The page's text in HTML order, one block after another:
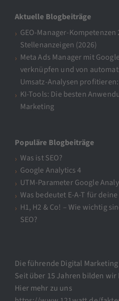
Aktuelle Blogbeiträge
GEO-Manager-Kompetenzen
Stellenanzeigen (2026)
Meta Ads Manager mit
verknüpfen und von
Umsatz-Analysen profitieren:
KI-Tools: Die besten
Marketing
Populäre Blogbeiträge
Was ist SEO?
Google Analytics 4
UTM-Parameter Google
Was bedeutet E-A-T für
H1, H2 & Co! – Wie wichtig
SEO?
Die führende Digital
Seit über 15 Jahren bilden
Hier mehr zu uns